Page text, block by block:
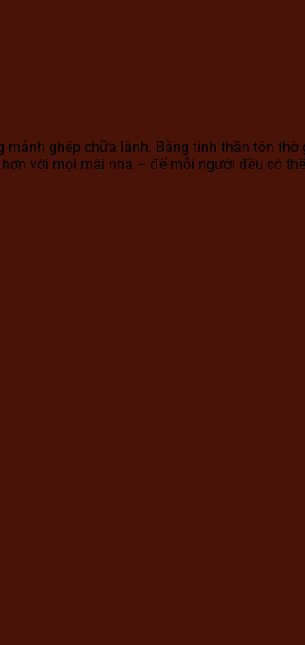
ghép chữa lành. Bằng tinh thần tôn
với mọi mái nhà – để mỗi người đều có